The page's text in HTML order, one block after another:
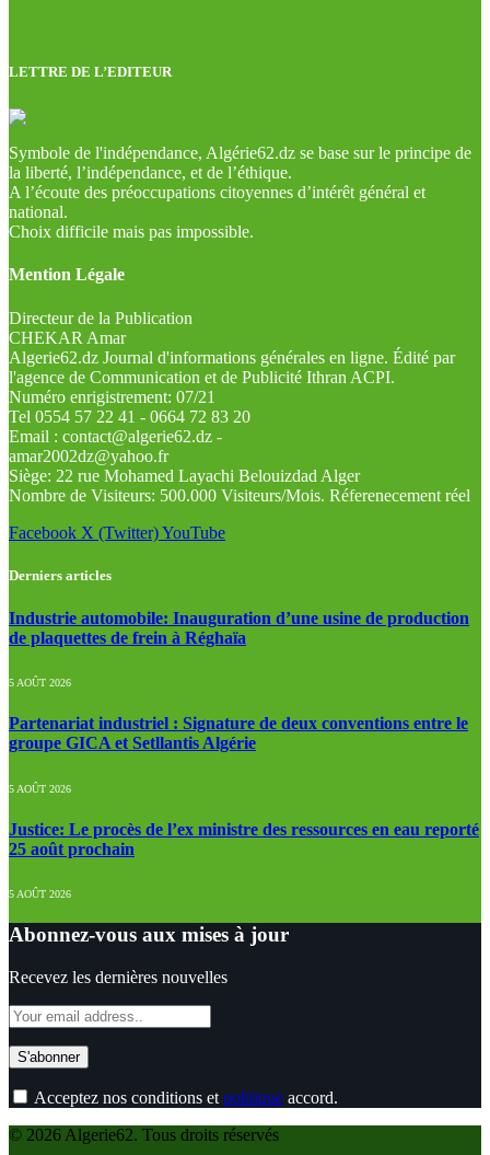
LETTRE DE L’EDITEUR
Symbole de l'indépendance, Algérie62.dz se base sur le principe de
la liberté, l’indépendance, et de l’éthique.
A l’écoute des préoccupations citoyennes d’intérêt général et
national.
Choix difficile mais pas impossible.
Mention Légale
Directeur de la Publication
CHEKAR Amar
Algerie62.dz Journal d'informations générales en ligne. Édité par
l'agence de Communication et de Publicité Ithran ACPI.
Numéro enrigistrement: 07/21
Tel 0554 57 22 41 - 0664 72 83 20
Email : contact@algerie62.dz -
amar2002dz@yahoo.fr
Siège: 22 rue Mohamed Layachi Belouizdad Alger
Nombre de Visiteurs: 500.000 Visiteurs/Mois. Réferenecement réel
Facebook X (Twitter)YouTube
Derniers articles
Industrie automobile: Inauguration d’une usine de production
de plaquettes de frein à Réghaïa
5 AOÛT 2026
Partenariat industriel : Signature de deux conventions entre le
groupe GICA et Setllantis Algérie
5 AOÛT 2026
Justice: Le procès de l’ex ministre des ressources en eau reporté
25 août prochain
5 AOÛT 2026
Abonnez-vous aux mises à jour
Recevez les dernières nouvelles
Acceptez nos conditions et politique accord.
© 2026 Algerie62. Tous droits réservés